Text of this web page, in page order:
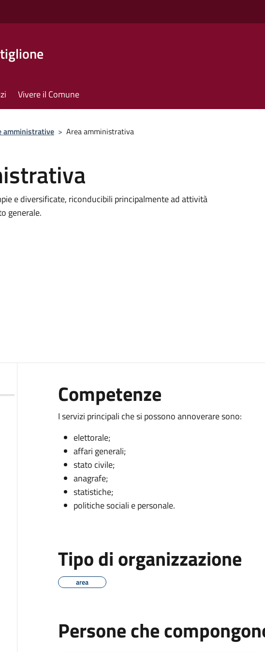
Vivere il Comune
amministrative > Area amministrativa
e diversificate, riconducibili principalmente ad attività
generale.
Competenze
I servizi principali che si possono annoverare sono:
elettorale;
affari generali;
stato civile;
anagrafe;
statistiche;
politiche sociali e personale.
Tipo di organizzazione
area
Persone che